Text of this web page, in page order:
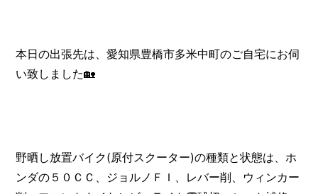
本日の出張先は、愛知県豊橋市多米中町のご自宅にお伺
い致しました🏡
野晒し放置バイク(原付スクーター)の種類と状態は、ホ
ンダの５０ＣＣ、ジョルノＦＩ、レバー削、ウィンカー